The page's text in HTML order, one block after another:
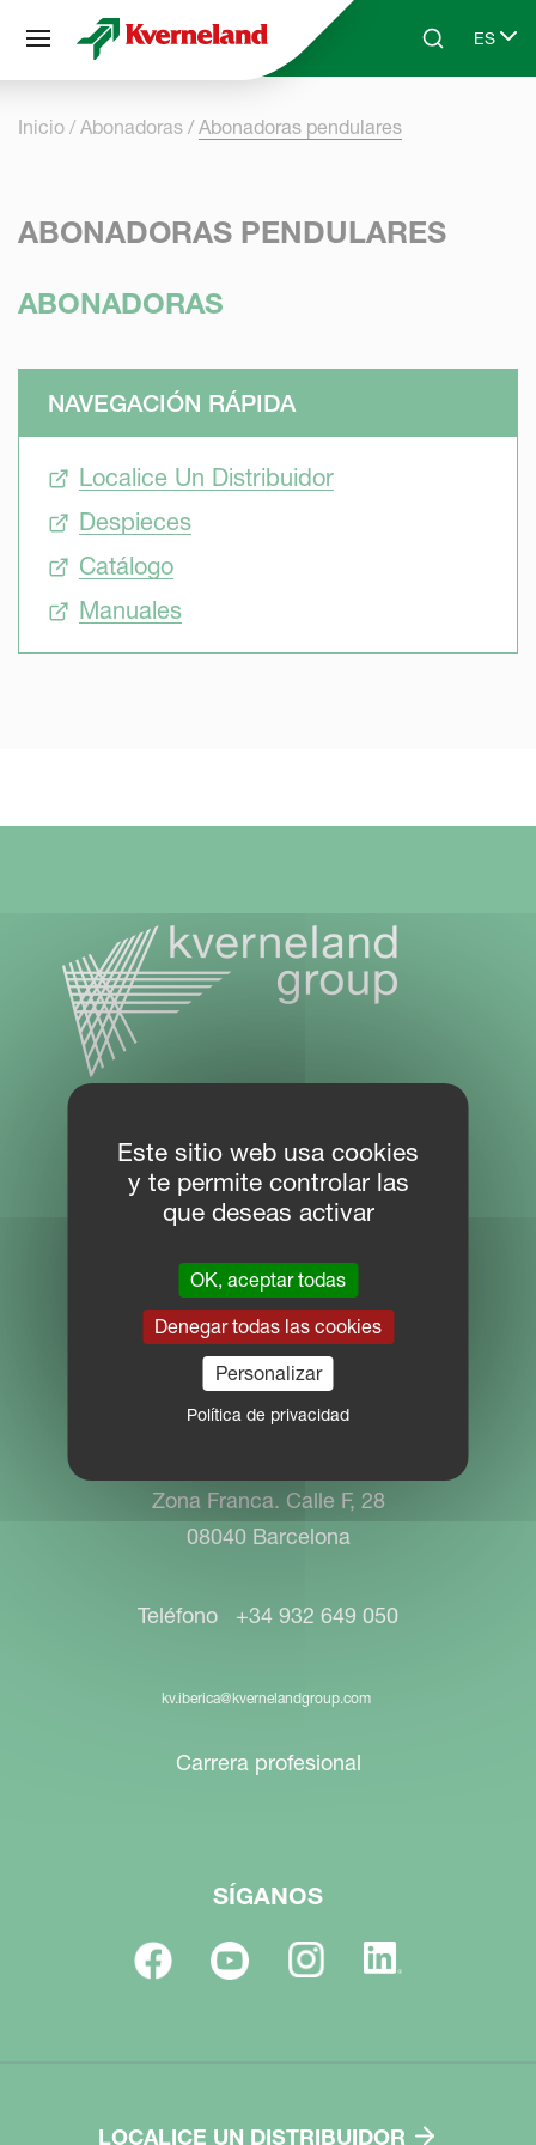
Skip to main contentSearchES
Select
Inicio Abonadoras Abonadoras pendulares
ABONADORAS PENDULARES
ABONADORAS
NAVEGACIÓN RÁPIDA
Localice Un Distribuidor
Despieces
Catálogo
Manuales
MAPA WEB
Download Centre
MYKVERNELAND
CONTACTO
Zona Franca. Calle F, 28
08040 Barcelona
Teléfono +34 932 649 050
kv.iberica@kvernelandgroup.com
Carrera profesional
SÍGANOS
LOCALICE UN DISTRIBUIDOR
Panel de gestión de cookies
Este sitio web usa cookies
y te permite controlar las
que deseas activar
OK, aceptar todas
Denegar todas las cookies
Personalizar
Política de privacidad